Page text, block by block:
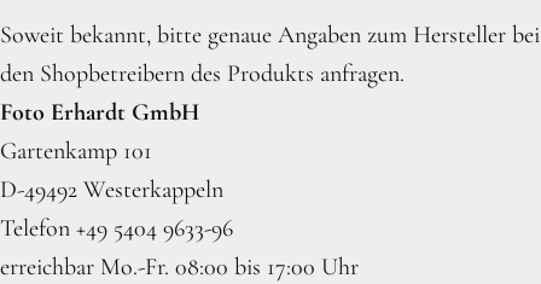
Soweit bekannt, bitte genaue Angaben zum Hersteller bei
den Shopbetreibern des Produkts anfragen.
Foto Erhardt GmbH
Gartenkamp 101
D-49492 Westerkappeln
Telefon +49 5404 9633-96
erreichbar Mo.-Fr. 08:00 bis 17:00 Uhr